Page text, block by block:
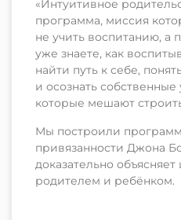
«Интуитивное
программа, миссия
не учить воспитанию, а
уже знаете, как
найти путь к себе,
и осознать
которые мешают
Мы построили
привязанности Джона
доказательно
родителем и ребёнком.